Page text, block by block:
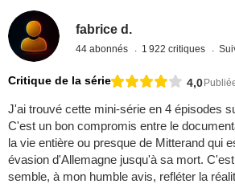
fabrice d.
44 abonnés 1 922 critiques
Critique de la série 4,0
J'ai trouvé cette mini-série en 4 épisodes
C'est un bon compromis entre le
la vie entière ou presque de Mitterand qui
évasion d'Allemagne jusqu'à sa mort.
semble, à mon humble avis, refléter la